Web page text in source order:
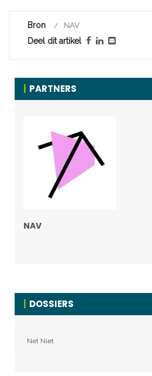
Bron NAV
Deel dit artikel
PARTNERS
NAV
DOSSIERS
Net Niet